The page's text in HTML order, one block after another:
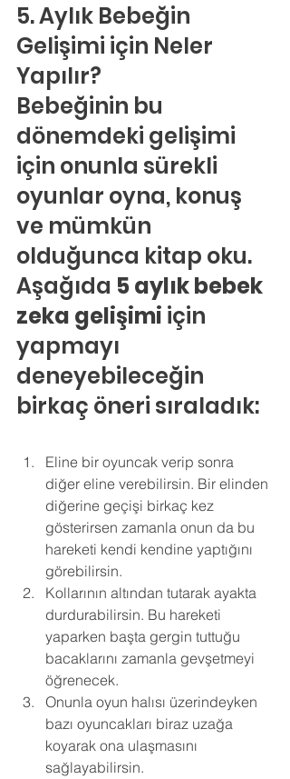
5. Aylık Bebeğin
Gelişimi için Neler
Yapılır?
Bebeğinin bu
dönemdeki gelişimi
için onunla sürekli
oyunlar oyna, konuş
ve mümkün
olduğunca kitap oku.
Aşağıda 5 aylık bebek
zeka gelişimi için
yapmayı
deneyebileceğin
birkaç öneri sıraladık:
Eline bir oyuncak verip sonra
diğer eline verebilirsin. Bir elinden
diğerine geçişi birkaç kez
gösterirsen zamanla onun da bu
hareketi kendi kendine yaptığını
görebilirsin.
Kollarının altından tutarak ayakta
durdurabilirsin. Bu hareketi
yaparken başta gergin tuttuğu
bacaklarını zamanla gevşetmeyi
öğrenecek.
Onunla oyun halısı üzerindeyken
bazı oyuncakları biraz uzağa
koyarak ona ulaşmasını
sağlayabilirsin.